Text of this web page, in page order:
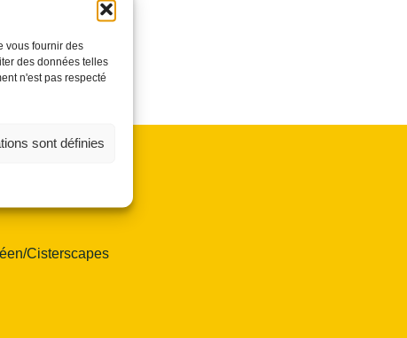
vous fournir des
des données telles
n'est pas respecté
sont définies
Cisterscapes